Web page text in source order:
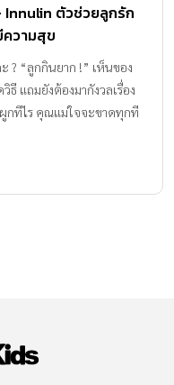
Innulin ตัวช่วยลูกรัก
วามสุข
? “ลูกกินยาก !” เห็นของ
แถมยังต้องมากังวลเรื่อง
กทีไร คุณแม่ใจจะขาดทุกที
ไลซีนสำหรับเด็กกันค่ะ
พัฒนาการ เมื่อลูกน้อย กิน
เด็ก คือ ช่วงเวลาสำคัญที่
ขาดสารอาหาร […]